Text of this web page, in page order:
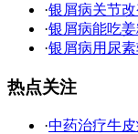
·银屑病关节
·银屑病能吃
·银屑病用尿
热点关注
·中药治疗牛